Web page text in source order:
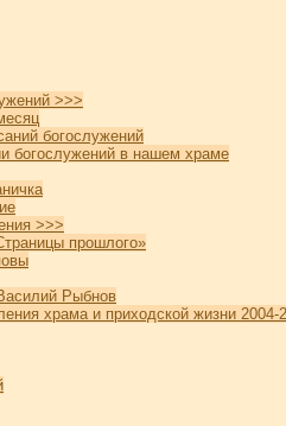
>>>
богослужений
богослужений в нашем храме
>>>
прошлого»
Рыбнов
храма и приходской жизни 2004-